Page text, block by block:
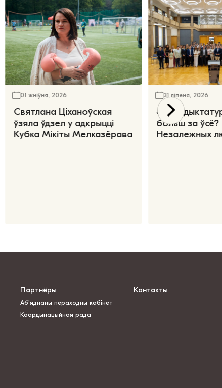
01 жніўня, 2026
Святлана Ціханоўская
ўзяла ўдзел у адкрыцці
Кубка Мікіты Мелказёрава
31 ліпеня, 2026
«Чаго
больш за ўсё?
Незалежных
Партнёры
Аб’яднаны пераходны кабінет
Каардынацыйная рада
Кантакты